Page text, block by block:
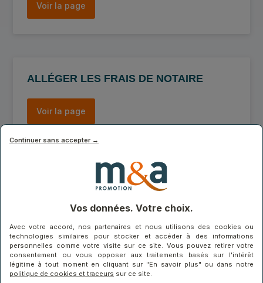
Voir la page
ALLÉGER LES FRAIS DE NOTAIRE
Voir la page
FAIRE DES ÉCONOMIES D’ÉNERGIES
Continuer sans accepter →
Vos données. Votre choix.
Avec votre accord, nos partenaires et nous utilisons des cookies ou
technologies similaires pour stocker et accéder à des informations
personnelles comme votre visite sur ce site. Vous pouvez retirer votre
consentement ou vous opposer aux traitements basés sur l'intérêt
légitime à tout moment en cliquant sur "En savoir plus" ou dans notre
politique de cookies et traceurs sur ce site.